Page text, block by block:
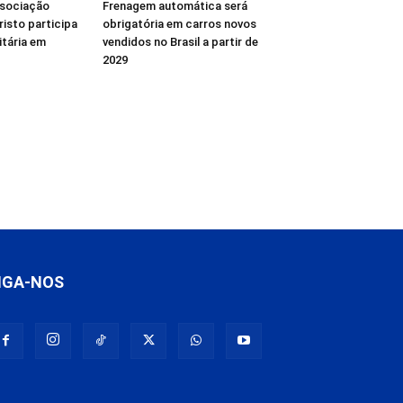
participa
em
Frenagem automática será
obrigatória em carros novos
vendidos no Brasil a partir de
2029
NOS